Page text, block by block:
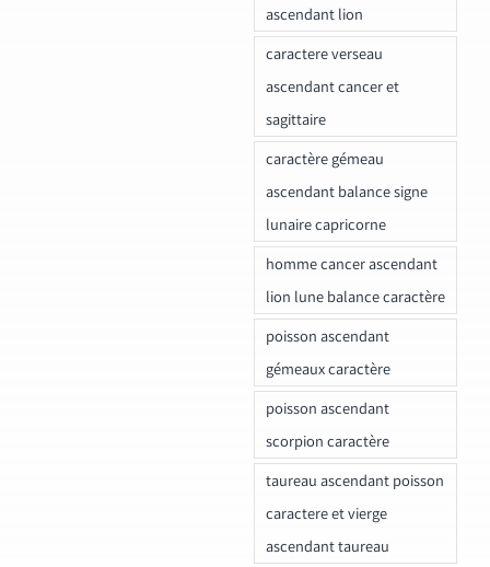
ascendant lion
caractere verseau
ascendant cancer et
sagittaire
caractère gémeau
ascendant balance signe
lunaire capricorne
homme cancer ascendant
lion lune balance caractère
poisson ascendant
gémeaux caractère
poisson ascendant
scorpion caractère
taureau ascendant poisson
caractere et vierge
ascendant taureau